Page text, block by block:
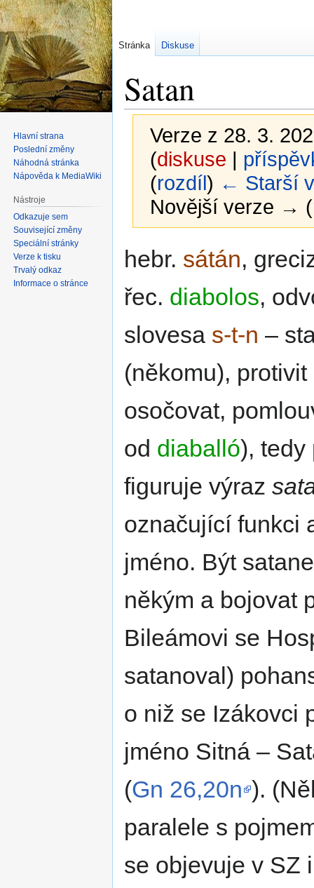
Satan
Verze z 28. 3.
(diskuse |
(rozdíl) ← Starší
Novější verze →
nana
hebr. sátán,
řec. diabolos,
slovesa s-t-n –
(někomu),
osočovat,
od diaballó), tedy
figuruje výraz
označující funkci
jméno. Být
někým a bojovat
Bileámovi se
satanoval)
o niž se Izákovci
jméno Sitná –
(Gn 26,20n ).
paralele s
se objevuje v SZ
Stránka Diskuse
Hlavní strana
Poslední změny
Náhodná stránka
Nápověda k MediaWiki
Nástroje
Odkazuje sem
Související změny
Speciální stránky
Verze k tisku
Trvalý odkaz
Informace o stránce